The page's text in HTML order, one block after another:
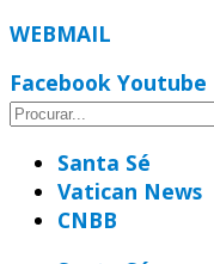
WEBMAIL
Facebook Youtube
Santa Sé
Vatican News
CNBB